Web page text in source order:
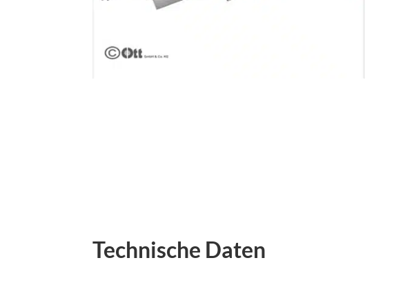
Technische Daten